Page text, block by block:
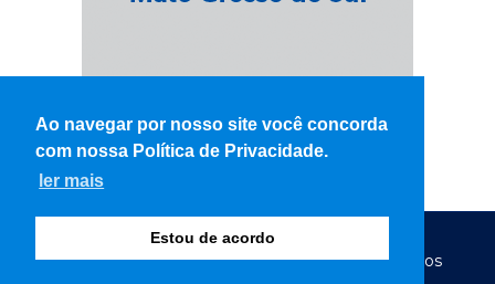
Ao navegar por nosso site você concorda
com nossa Política de Privacidade.
ler mais
Estou de acordo
© Copyright 2026 - WK Notícias - Todos os direitos